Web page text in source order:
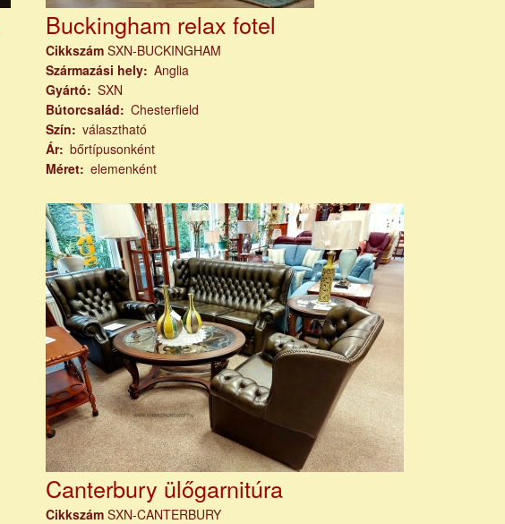
Buckingham relax fotel
Cikkszám SXN-BUCKINGHAM
Származási hely
Anglia
Gyártó
SXN
Bútorcsalád
Chesterfield
Szín
választható
Ár bőrtípusonként
Méret
elemenként
Canterbury ülőgarnitúra
Cikkszám SXN-CANTERBURY